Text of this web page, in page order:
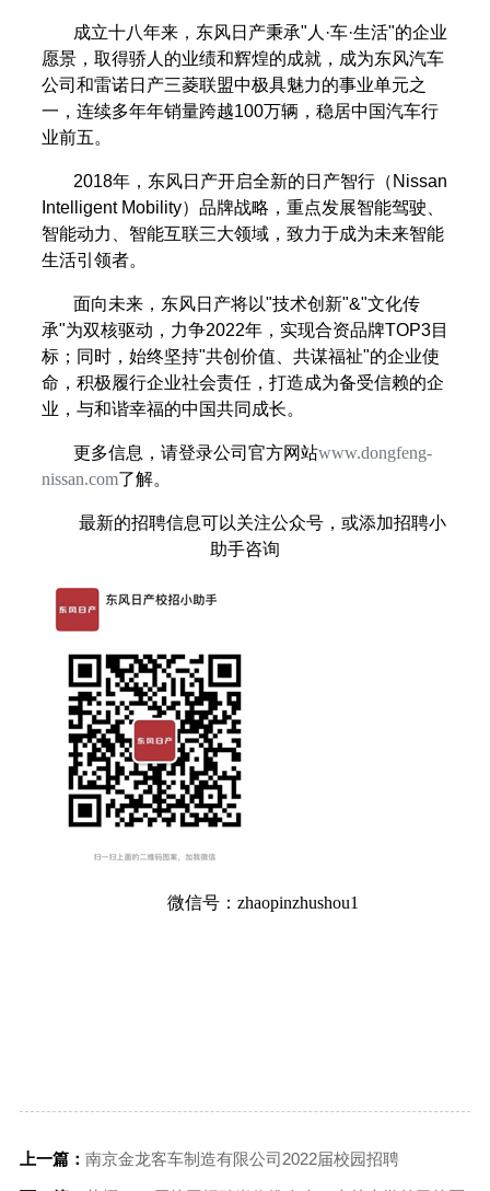
成立十八年来，东风日产秉承"人·车·生活"的企业
愿景，取得骄人的业绩和辉煌的成就，成为东风汽车
公司和雷诺日产三菱联盟中极具魅力的事业单元之
一，连续多年年销量跨越100万辆，稳居中国汽车行
业前五。
2018年，东风日产开启全新的日产智行（Nissan
Intelligent Mobility）品牌战略，重点发展智能驾驶、
智能动力、智能互联三大领域，致力于成为未来智能
生活引领者。
面向未来，东风日产将以"技术创新"&"文化传
承"为双核驱动，力争2022年，实现合资品牌TOP3目
标；同时，始终坚持"共创价值、共谋福祉"的企业使
命，积极履行企业社会责任，打造成为备受信赖的企
业，与和谐幸福的中国共同成长。
更多信息，请登录公司官方网站www.dongfeng-
nissan.com了解。
最新的招聘信息可以关注公众号，或添加招聘小
助手咨询
微信号： zhaopinzhushou1
上一篇： 南京金龙客车制造有限公司2022届校园招聘